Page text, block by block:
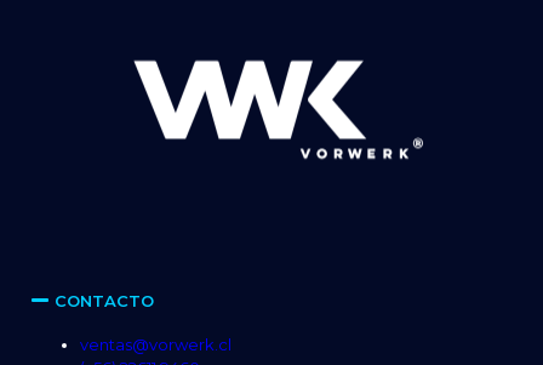
CONTACTO
ventas@vorwerk.cl